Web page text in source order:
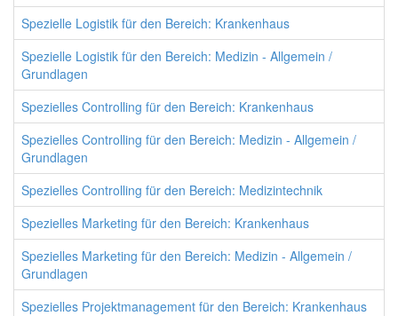
Spezielle Logistik für den Bereich: Krankenhaus
Spezielle Logistik für den Bereich: Medizin - Allgemein /
Grundlagen
Spezielles Controlling für den Bereich: Krankenhaus
Spezielles Controlling für den Bereich: Medizin - Allgemein /
Grundlagen
Spezielles Controlling für den Bereich: Medizintechnik
Spezielles Marketing für den Bereich: Krankenhaus
Spezielles Marketing für den Bereich: Medizin - Allgemein /
Grundlagen
Spezielles Projektmanagement für den Bereich: Krankenhaus